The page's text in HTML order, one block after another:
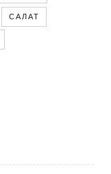
САЛАТ